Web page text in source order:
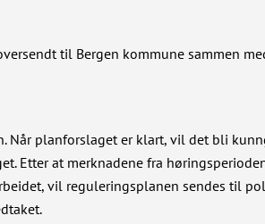
til Bergen kommune sammen
Når planforslaget er klart, vil det bli
Etter at merknadene fra
vil reguleringsplanen sendes til